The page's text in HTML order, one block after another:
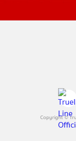
Copyright ©